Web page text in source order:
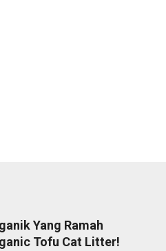
Yang Ramah
Tofu Cat Litter!